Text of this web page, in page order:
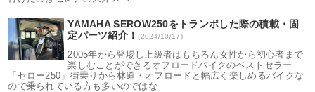
YAMAHA SEROW250をトランポした際の積載・固
定パーツ紹介！(2024/10/17)
2005年から登場し上級者はもちろん女性から初心者まで
楽しむことができるオフロードバイクのベストセラー
「セロー250」街乗りから林道・オフロードと幅広く楽しめるバイクな
ので乗られている方も多いのではな